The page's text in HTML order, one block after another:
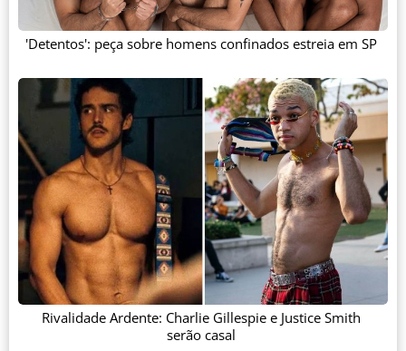
'Detentos': peça sobre homens confinados estreia em SP
Rivalidade Ardente: Charlie Gillespie e Justice Smith
serão casal